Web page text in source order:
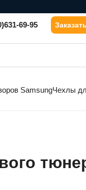
69-95
SamsungЧехлы